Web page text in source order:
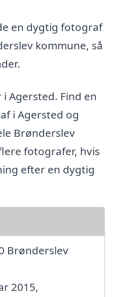
en dygtig fotograf
kommune, så
Agersted. Find en
i Agersted og
Brønderslev
fotografer, hvis
efter en dygtig
Brønderslev
2015,